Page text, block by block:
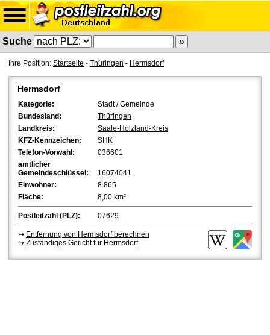
Suche
Ihre Position: Startseite - Thüringen - Hermsdorf
Hermsdorf
Kategorie:
Stadt / Gemeinde
Bundesland:
Thüringen
Landkreis:
Saale-Holzland-Kreis
KFZ-Kennzeichen:
SHK
Telefon-Vorwahl:
036601
amtlicher
Gemeindeschlüssel:
16074041
Einwohner:
8.865
Fläche:
8,00 km²
Postleitzahl (PLZ): 07629
↪ Entfernung von Hermsdorf berechnen
↪ Zuständiges Gericht für Hermsdorf